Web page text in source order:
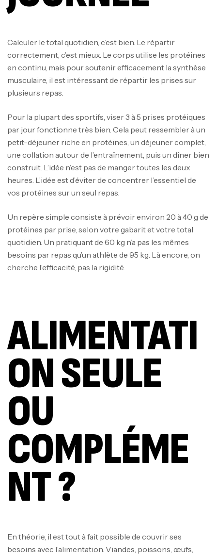
Calculer le total quotidien, c’est bien. Le répartir
correctement, c’est mieux. Le corps utilise les protéines
en continu, mais pour soutenir efficacement la synthèse
musculaire, il est intéressant de répartir les prises sur
plusieurs repas.
Pour la plupart des sportifs, viser 3 à 5 prises protéiques
par jour fonctionne très bien. Cela peut ressembler à un
petit-déjeuner riche en protéines, un déjeuner complet,
une collation autour de l’entraînement, puis un dîner bien
construit. L’idée n’est pas de manger toutes les deux
heures. L’idée est d’éviter de concentrer l’essentiel de
vos protéines sur un seul repas.
Un repère simple consiste à prévoir environ 20 à 40 g de
protéines par prise, selon votre gabarit et votre total
quotidien. Un pratiquant de 60 kg n’a pas les mêmes
besoins par repas qu’un athlète de 95 kg. Là encore, on
cherche l’efficacité, pas la rigidité.
ALIMENTATI
ON SEULE
OU
COMPLÉME
NT ?
En théorie, il est tout à fait possible de couvrir ses
besoins avec l’alimentation. Viandes, poissons, œufs,